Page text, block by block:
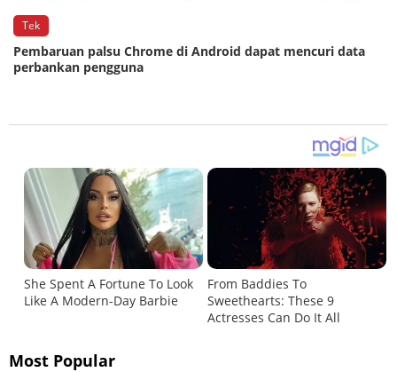
Tek
Pembaruan palsu Chrome di Android dapat mencuri data
perbankan pengguna
Most Popular